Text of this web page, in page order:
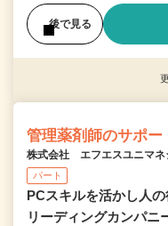
後で見る
管理薬剤師のサポー
株式会社 エフエスユニマ
パート
PCスキルを活かし人
リーディングカンパニ